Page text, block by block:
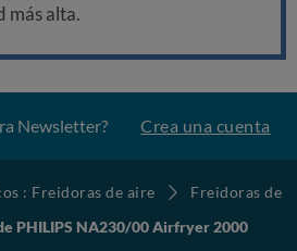
más alta.
Newsletter? Crea una cuenta
: Freidoras de aire
Freidoras de
PHILIPS NA230/00 Airfryer 2000